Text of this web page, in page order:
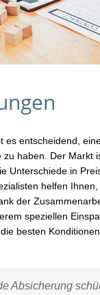
es entscheidend,
zu haben. Der Markt
Unterschiede in
helfen
der
speziellen
besten
Absicherung